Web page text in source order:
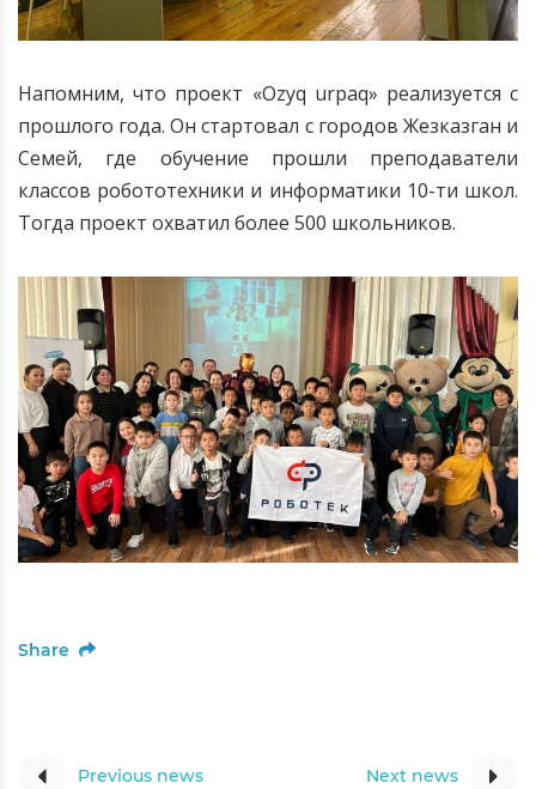
Напомним, что проект «Ozyq urpaq» реализуется с
прошлого года. Он стартовал с городов Жезказган и
Семей, где обучение прошли преподаватели
классов робототехники и информатики 10-ти школ.
Тогда проект охватил более 500 школьников.
Share
Previous news Next news